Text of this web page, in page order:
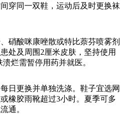
穿同一双鞋，运动后及时更换袜
硝酸咪康唑散或特比萘芬喷雾剂
处及周围2厘米皮肤，坚持使用
烂需暂停用药并就医。
日更换并单独洗涤。鞋子宜选网
橡胶雨靴超过3小时。夏季可多
通。